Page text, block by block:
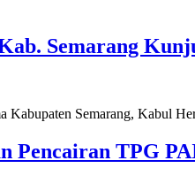
Semarang
Kabupaten Semarang, Kabul
Pencairan TPG